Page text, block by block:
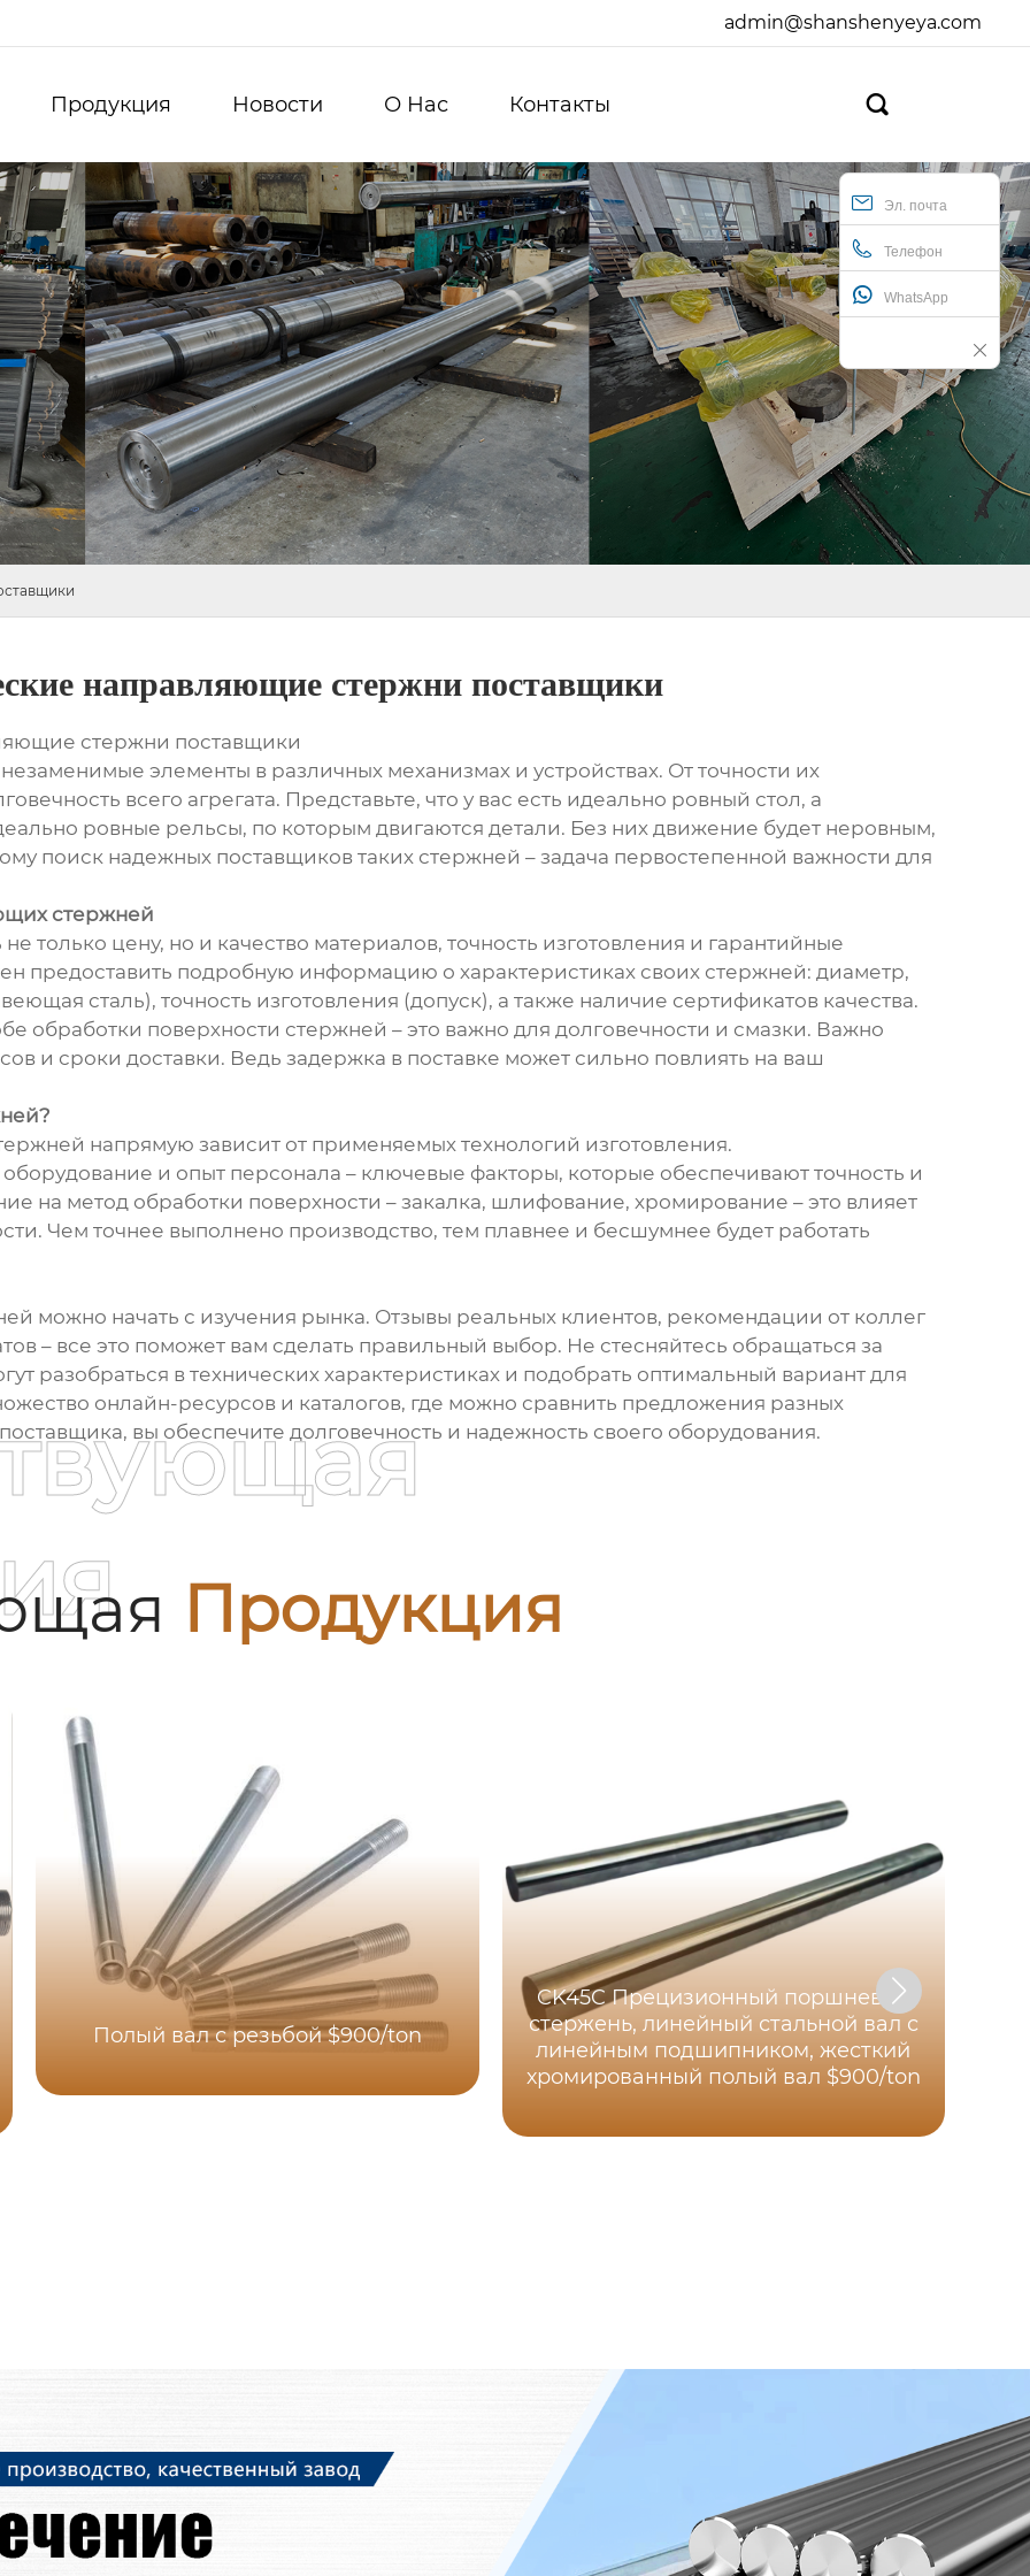
admin@shanshenyeya.com
Продукция Новости О Нас Контакты 
Эл. почта
Телефон
WhatsApp
направляющие стержни поставщики
стержни поставщики
элементы в различных механизмах и устройствах. От точности их
всего агрегата. Представьте, что у вас есть идеально ровный стол, а
ровные рельсы, по которым двигаются детали. Без них движение будет неровным,
поиск надежных поставщиков таких стержней – задача первостепенной важности для
стержней
только цену, но и качество материалов, точность изготовления и гарантийные
предоставить подробную информацию о характеристиках своих стержней: диаметр,
сталь), точность изготовления (допуск), а также наличие сертификатов качества.
обработки поверхности стержней – это важно для долговечности и смазки. Важно
и сроки доставки. Ведь задержка в поставке может сильно повлиять на ваш
напрямую зависит от применяемых технологий изготовления.
и опыт персонала – ключевые факторы, которые обеспечивают точность и
на метод обработки поверхности – закалка, шлифование, хромирование – это влияет
Чем точнее выполнено производство, тем плавнее и бесшумнее будет работать
можно начать с изучения рынка. Отзывы реальных клиентов, рекомендации от коллег
– все это поможет вам сделать правильный выбор. Не стесняйтесь обращаться за
разобраться в технических характеристиках и подобрать оптимальный вариант для
онлайн-ресурсов и каталогов, где можно сравнить предложения разных
вы обеспечите долговечность и надежность своего оборудования.
Продукция
Полый вал с резьбой $900/ton
CK45C Прецизионный поршневой
стержень, линейный стальной вал с
линейным подшипником, жесткий
хромированный полый вал $900/ton